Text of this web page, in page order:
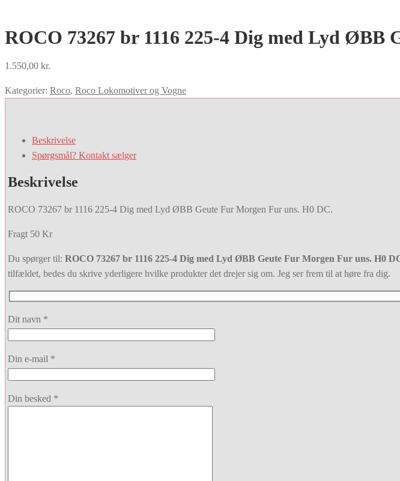
ROCO 73267 br 1116 225-4 Dig med Lyd ØBB
1.550,00 kr.
Kategorier: Roco, Roco Lokomotiver og Vogne
Beskrivelse
Spørgsmål? Kontakt sælger
Beskrivelse
ROCO 73267 br 1116 225-4 Dig med Lyd ØBB Geute Fur Morgen Fur uns. H0 DC.
Fragt 50 Kr
Du spørger til: ROCO 73267 br 1116 225-4 Dig med Lyd ØBB Geute Fur Morgen Fur uns. H0
tilfældet, bedes du skrive yderligere hvilke produkter det drejer sig om. Jeg ser frem til at høre fra dig.
Dit navn *
Din e-mail *
Din besked *